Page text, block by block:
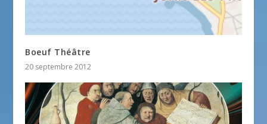
Boeuf Théâtre
20 septembre 2012